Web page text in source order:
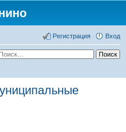
Вход
Регистрация